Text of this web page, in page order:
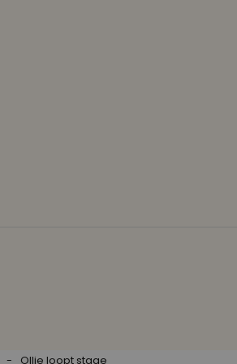
Ollie loopt stage